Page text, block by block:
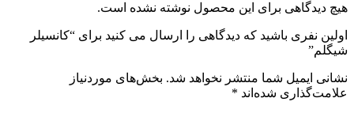
هیچ دیدگاهی برای این محصول نوشته نشده است.
اولین نفری باشید که دیدگاهی را ارسال می کنید برای “کانسیلر
شیگلم”
نشانی ایمیل شما منتشر نخواهد شد. بخش‌های موردنیاز
علامت‌گذاری شده‌اند *